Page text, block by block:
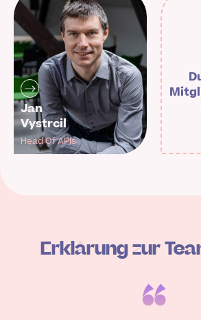
Jan
Vystrcil
Head Of APIs
Erklärung zur